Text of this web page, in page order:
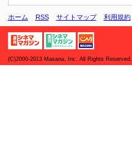
ホーム RSS サイトマップ 利用規約
(C)2000-2013 Masana, Inc. All Rights Reserved.